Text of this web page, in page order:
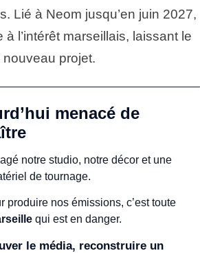
Lié à Neom jusqu’en juin 2027,
à l’intérêt marseillais, laissant le
projet.
menacé de
notre studio, notre décor et une
de tournage.
nos émissions, c’est toute
qui est en danger.
le média, reconstruire un